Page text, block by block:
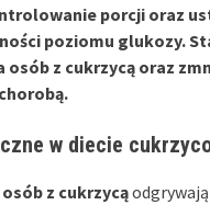
porcji oraz
poziomu glukozy.
osób z cukrzycą oraz
w diecie
z cukrzycą